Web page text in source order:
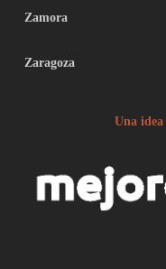
Zamora
Zaragoza
Una